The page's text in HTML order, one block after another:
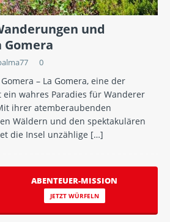
und
Gomera
0
– La Gomera, eine der
ein wahres Paradies für Wanderer
ihrer atemberaubenden
Wäldern und den spektakulären
die Insel unzählige […]
ABENTEUER-MISSION
JETZT WÜRFELN